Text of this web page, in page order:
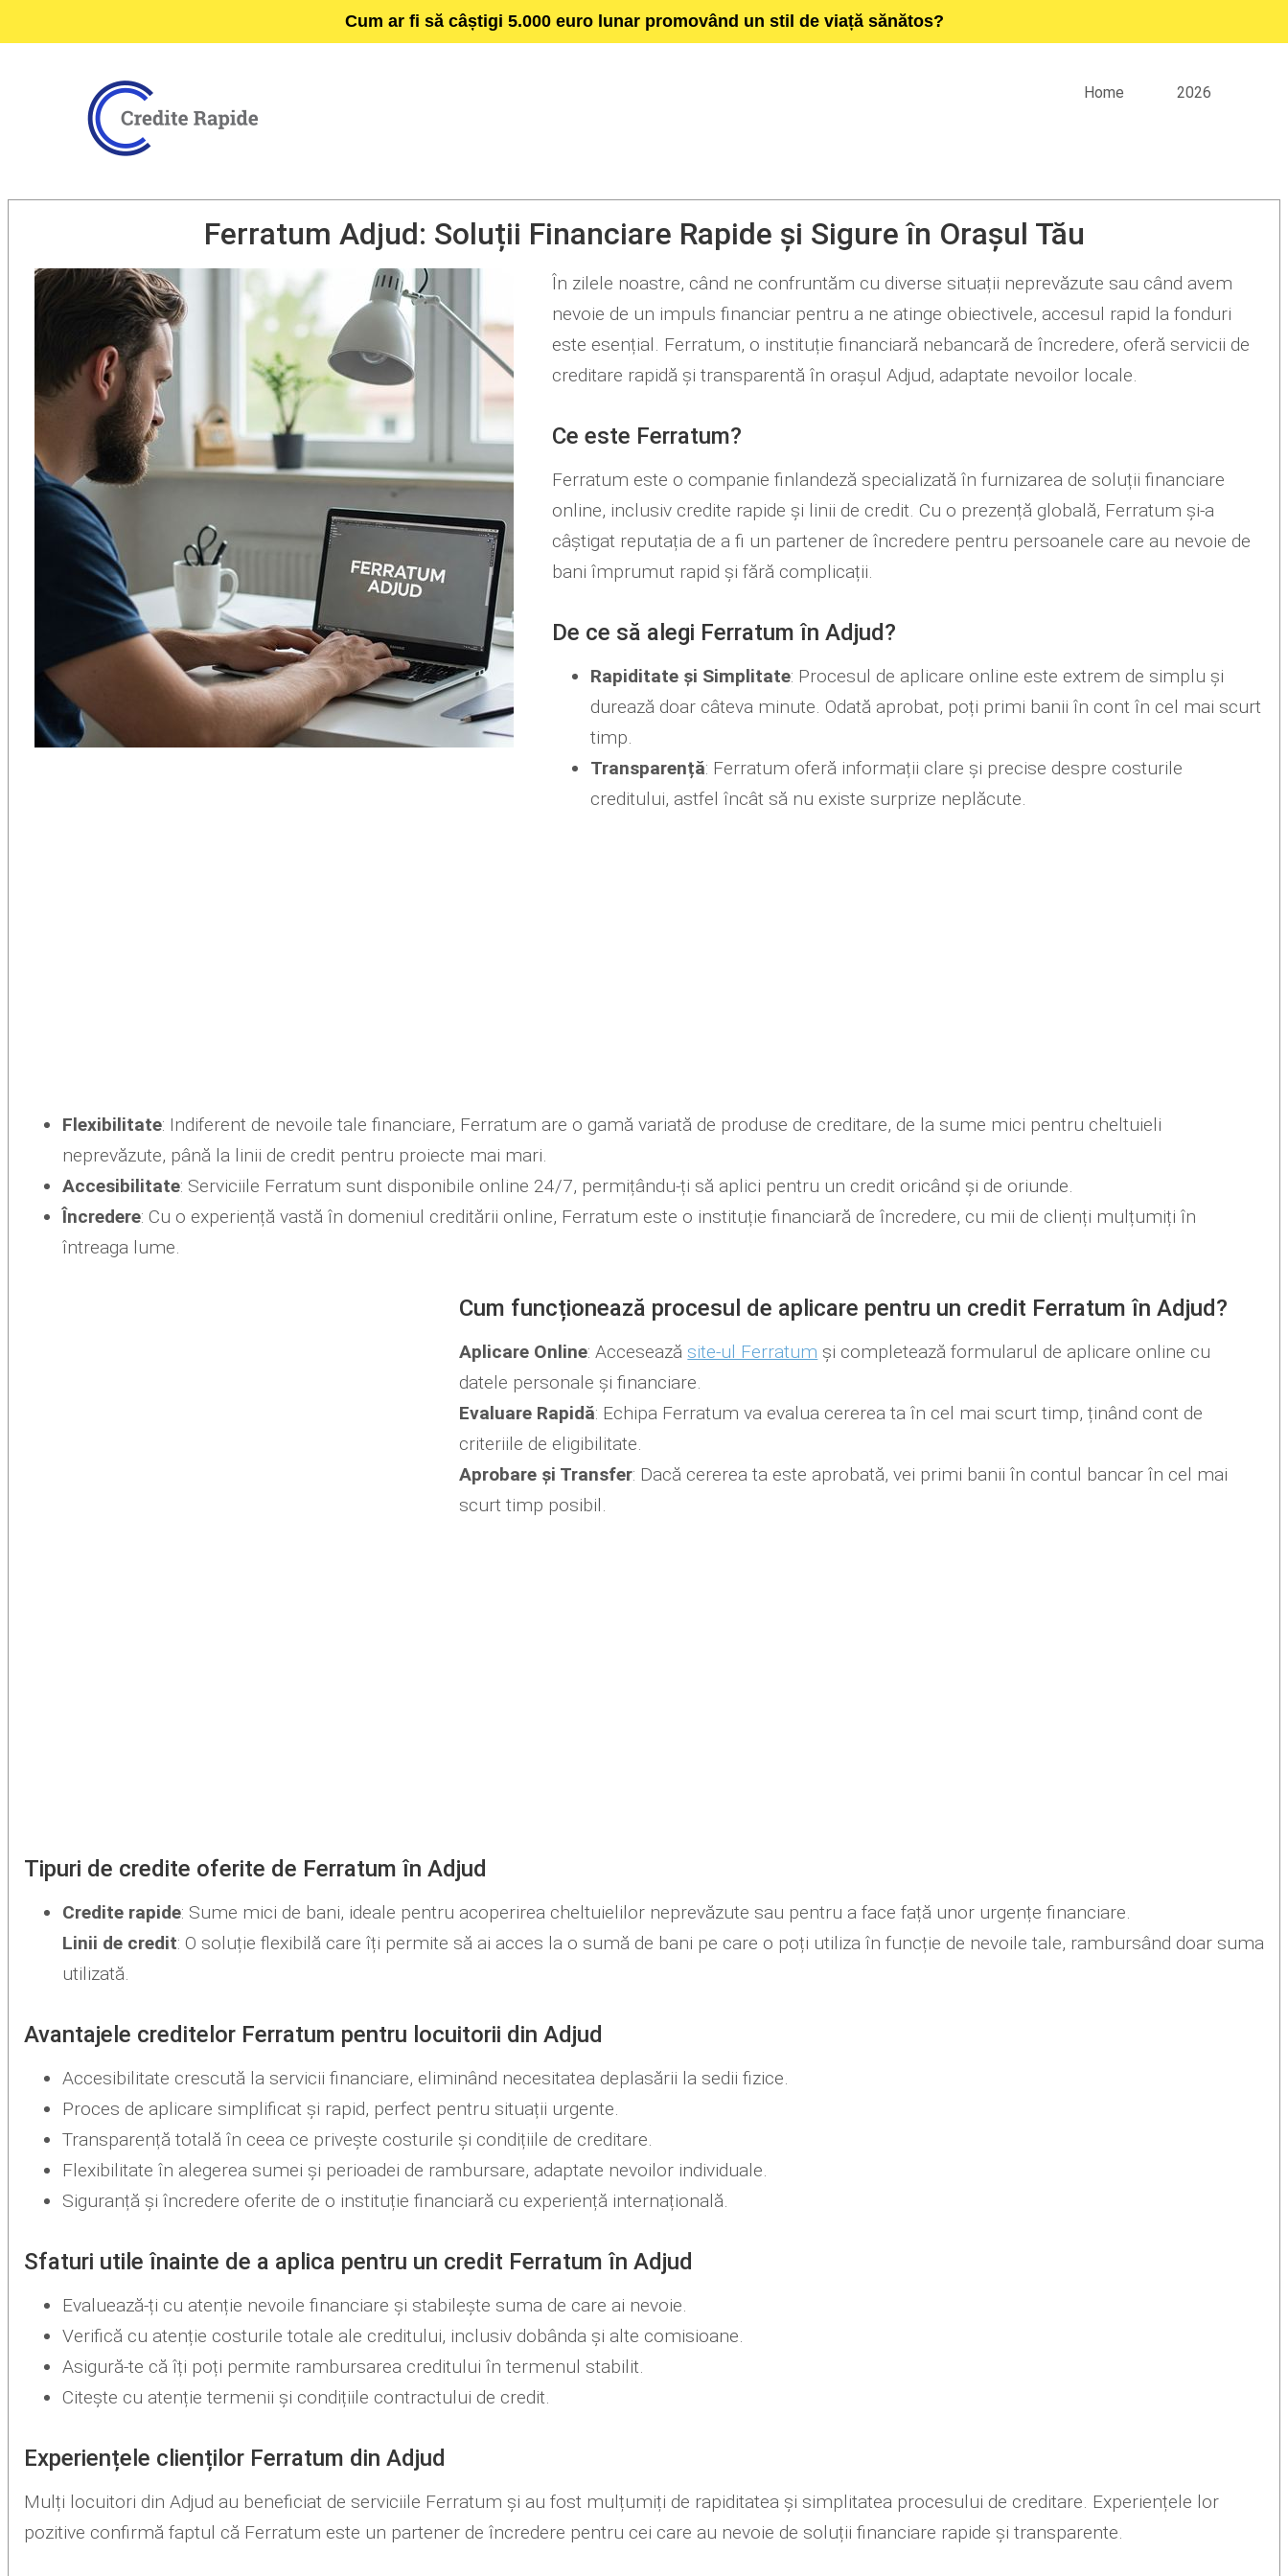
Cum ar fi să câștigi 5.000 euro lunar promovând un stil de viață sănătos?
Home 2026
Ferratum Adjud: Soluții Financiare Rapide și Sigure în Orașul Tău
În zilele noastre, când ne confruntăm cu diverse situații neprevăzute sau când avem
nevoie de un impuls financiar pentru a ne atinge obiectivele, accesul rapid la fonduri
este esențial. Ferratum, o instituție financiară nebancară de încredere, oferă servicii de
creditare rapidă și transparentă în orașul Adjud, adaptate nevoilor locale.
Ce este Ferratum?
Ferratum este o companie finlandeză specializată în furnizarea de soluții financiare
online, inclusiv credite rapide și linii de credit. Cu o prezență globală, Ferratum și-a
câștigat reputația de a fi un partener de încredere pentru persoanele care au nevoie de
bani împrumut rapid și fără complicații.
De ce să alegi Ferratum în Adjud?
Rapiditate și Simplitate: Procesul de aplicare online este extrem de simplu și
durează doar câteva minute. Odată aprobat, poți primi banii în cont în cel mai scurt
timp.
Transparență: Ferratum oferă informații clare și precise despre costurile
creditului, astfel încât să nu existe surprize neplăcute.
Flexibilitate: Indiferent de nevoile tale financiare, Ferratum are o gamă variată de produse de creditare, de la sume mici pentru cheltuieli
neprevăzute, până la linii de credit pentru proiecte mai mari.
Accesibilitate: Serviciile Ferratum sunt disponibile online 24/7, permițându-ți să aplici pentru un credit oricând și de oriunde.
Încredere: Cu o experiență vastă în domeniul creditării online, Ferratum este o instituție financiară de încredere, cu mii de clienți mulțumiți în
întreaga lume.
Cum funcționează procesul de aplicare pentru un credit Ferratum în Adjud?
Aplicare Online: Accesează site-ul Ferratum și completează formularul de aplicare online cu
datele personale și financiare.
Evaluare Rapidă: Echipa Ferratum va evalua cererea ta în cel mai scurt timp, ținând cont de
criteriile de eligibilitate.
Aprobare și Transfer: Dacă cererea ta este aprobată, vei primi banii în contul bancar în cel mai
scurt timp posibil.
Tipuri de credite oferite de Ferratum în Adjud
Credite rapide: Sume mici de bani, ideale pentru acoperirea cheltuielilor neprevăzute sau pentru a face față unor urgențe financiare.
Linii de credit: O soluție flexibilă care îți permite să ai acces la o sumă de bani pe care o poți utiliza în funcție de nevoile tale, rambursând doar suma
utilizată.
Avantajele creditelor Ferratum pentru locuitorii din Adjud
Accesibilitate crescută la servicii financiare, eliminând necesitatea deplasării la sedii fizice.
Proces de aplicare simplificat și rapid, perfect pentru situații urgente.
Transparență totală în ceea ce privește costurile și condițiile de creditare.
Flexibilitate în alegerea sumei și perioadei de rambursare, adaptate nevoilor individuale.
Siguranță și încredere oferite de o instituție financiară cu experiență internațională.
Sfaturi utile înainte de a aplica pentru un credit Ferratum în Adjud
Evaluează-ți cu atenție nevoile financiare și stabilește suma de care ai nevoie.
Verifică cu atenție costurile totale ale creditului, inclusiv dobânda și alte comisioane.
Asigură-te că îți poți permite rambursarea creditului în termenul stabilit.
Citește cu atenție termenii și condițiile contractului de credit.
Experiențele clienților Ferratum din Adjud
Mulți locuitori din Adjud au beneficiat de serviciile Ferratum și au fost mulțumiți de rapiditatea și simplitatea procesului de creditare. Experiențele lor
pozitive confirmă faptul că Ferratum este un partener de încredere pentru cei care au nevoie de soluții financiare rapide și transparente.